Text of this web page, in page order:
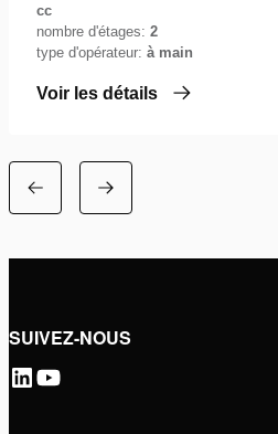
cc
nombre d'étages: 2
type d'opérateur: à main
Voir les détails
SUIVEZ-NOUS